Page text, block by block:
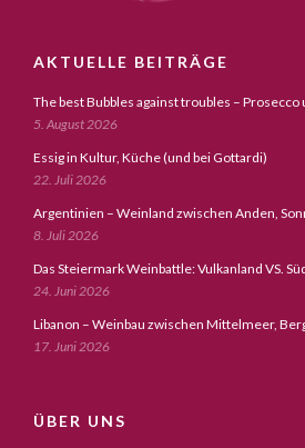
AKTUELLE BEITRÄGE
The best Bubbles against troubles – Prosecco
5. August 2026
Essig in Kultur, Küche (und bei Gottardi)
22. Juli 2026
Argentinien – Weinland zwischen Anden,
8. Juli 2026
Das Steiermark Weinbattle: Vulkanland VS.
24. Juni 2026
Libanon – Weinbau zwischen Mittelmeer,
17. Juni 2026
ÜBER UNS